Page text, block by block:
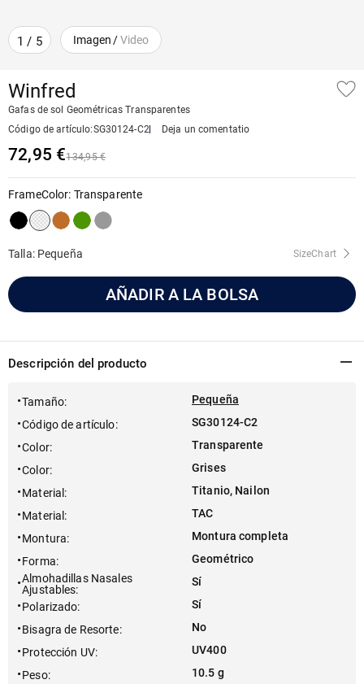
1 / 5 Imagen /Video
Winfred
Gafas de sol Geométricas Transparentes
Código de artículo:SG30124-C2 Deja un comentatio
72,95 €134,95 €
FrameColor: Transparente
Talla: Pequeña SizeChart
AÑADIR A LA BOLSA
Descripción del producto
Tamaño:
Pequeña
Código de artículo:
SG30124-C2
Color:
Transparente
Color:
Grises
Material :
Titanio, Nailon
Material :
TAC
Montura:
Montura completa
Forma:
Geométrico
Almohadillas Nasales
Ajustables:
Sí
Polarizado:
Sí
Bisagra de Resorte:
No
Protección UV:
UV400
Peso: 10.5 g